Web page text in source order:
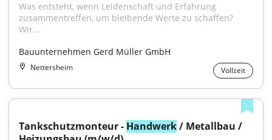
Was entsteht, wenn Leidenschaft und Erfahrung
zusammentreffen, um bleibende Werte zu schaffen?
Wir...
Bauunternehmen Gerd Müller GmbH
Nettersheim Vollzeit
Tankschutzmonteur - Handwerk / Metallbau /